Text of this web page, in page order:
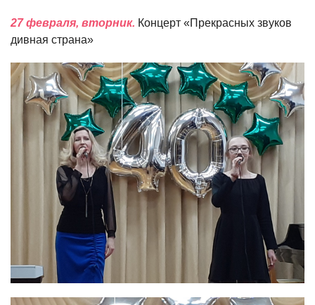
27 февраля, вторник. Концерт «Прекрасных звуков
дивная страна»